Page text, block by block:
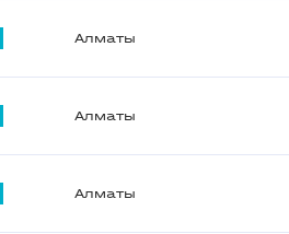
Алматы
Алматы
Алматы